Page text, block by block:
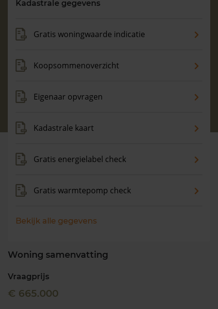
Maandag t/m vrijdag - 08:00 -18:00
Kadastrale gegevens
Gratis woningwaarde indicatie
Koopsommenoverzicht
Eigenaar opvragen
Kadastrale kaart
Gratis energielabel check
Gratis warmtepomp check
Bekijk alle gegevens
Woning samenvatting
Vraagprijs
€ 665.000